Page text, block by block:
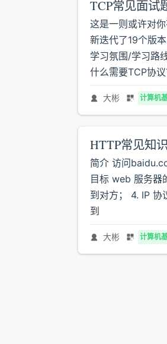
TCP常见面试
这是一则或许对
新迭代了19个版
学习氛围/学习路
什么需要TCP协
大彬 计算机
HTTP常见知
简介 访问
目标 web 服务器
到对方； 4. IP 协
到
大彬 计算机